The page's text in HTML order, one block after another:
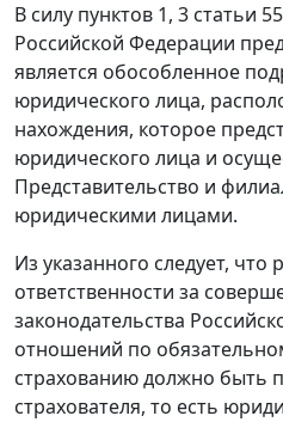
В силу пунктов 1, 3 статьи 55
Российской Федерации
является обособленное
юридического лица,
нахождения, которое
юридического лица и
Представительство и
юридическими лицами.
Из указанного следует,
ответственности за
законодательства
отношений по
страхованию должно быть
страхователя, то есть